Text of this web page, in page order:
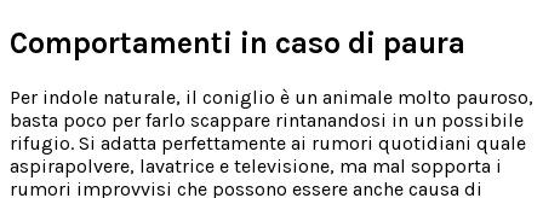
Comportamenti in caso di paura
Per indole naturale, il coniglio è un animale molto pauroso,
basta poco per farlo scappare rintanandosi in un possibile
rifugio. Si adatta perfettamente ai rumori quotidiani quale
aspirapolvere, lavatrice e televisione, ma mal sopporta i
rumori improvvisi che possono essere anche causa di